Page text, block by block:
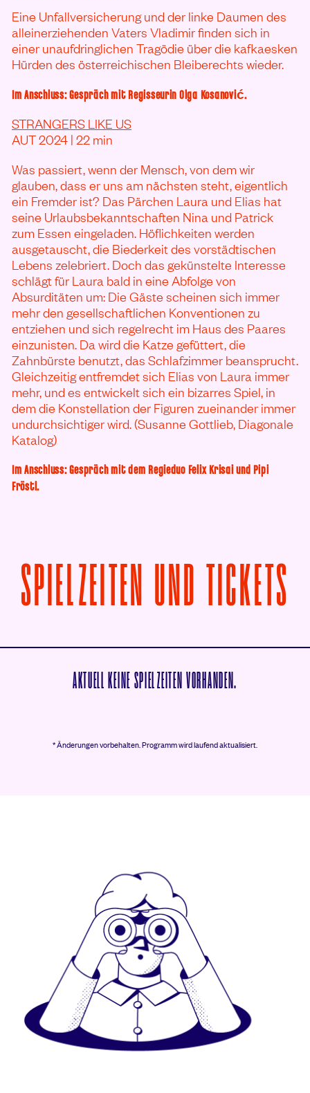
Eine Unfallversicherung und der linke Daumen des
alleinerziehenden Vaters Vladimir finden sich in
einer unaufdringlichen Tragödie über die kafkaesken
Hürden des österreichischen Bleiberechts wieder.
Im Anschluss: Gespräch mit Regisseurin Olga Kosanović.
STRANGERS LIKE US
AUT 2024 | 22 min
Was passiert, wenn der Mensch, von dem wir
glauben, dass er uns am nächsten steht, eigentlich
ein Fremder ist? Das Pärchen Laura und Elias hat
seine Urlaubsbekanntschaften Nina und Patrick
zum Essen eingeladen. Höflichkeiten werden
ausgetauscht, die Biederkeit des vorstädtischen
Lebens zelebriert. Doch das gekünstelte Interesse
schlägt für Laura bald in eine Abfolge von
Absurditäten um: Die Gäste scheinen sich immer
mehr den gesellschaftlichen Konventionen zu
entziehen und sich regelrecht im Haus des Paares
einzunisten. Da wird die Katze gefüttert, die
Zahnbürste benutzt, das Schlafzimmer beansprucht.
Gleichzeitig entfremdet sich Elias von Laura immer
mehr, und es entwickelt sich ein bizarres Spiel, in
dem die Konstellation der Figuren zueinander immer
undurchsichtiger wird. (Susanne Gottlieb, Diagonale
Katalog)
Im Anschluss: Gespräch mit dem Regieduo Felix Krisai und Pipi
Fröstl.
SPIELZEITEN UND TICKETS
AKTUELL KEINE SPIELZEITEN VORHANDEN.
* Änderungen vorbehalten.Programm wird laufend aktualisiert.